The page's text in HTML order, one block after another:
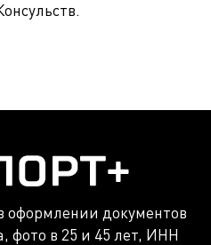
оформлении документов
фото в 25 и 45 лет, ИНН